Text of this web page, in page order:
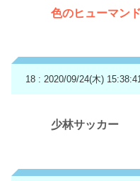
色のヒューマン
18 : 2020/09/24(木)
少林サッカー